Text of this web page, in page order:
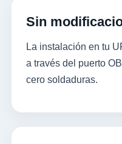
Sin
La instalación en tu
a través del puerto
cero soldaduras.